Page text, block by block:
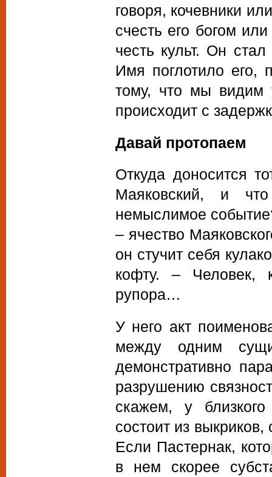
говоря, кочевники
счесть его богом
честь культ. Он
Имя поглотило его,
тому, что мы видим
происходит с
Давай протопаем
Откуда доносится
Маяковский, и
немыслимое
– ячество
он стучит себя
кофту. – Человек,
рупора…
У него акт
между одним
демонстративно
разрушению
скажем, у
состоит из
Если Пастернак,
в нем скорее